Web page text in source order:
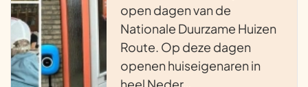
open dagen van de
Nationale Duurzame Huizen
Route. Op deze dagen
openen huiseigenaren in
heel Neder…